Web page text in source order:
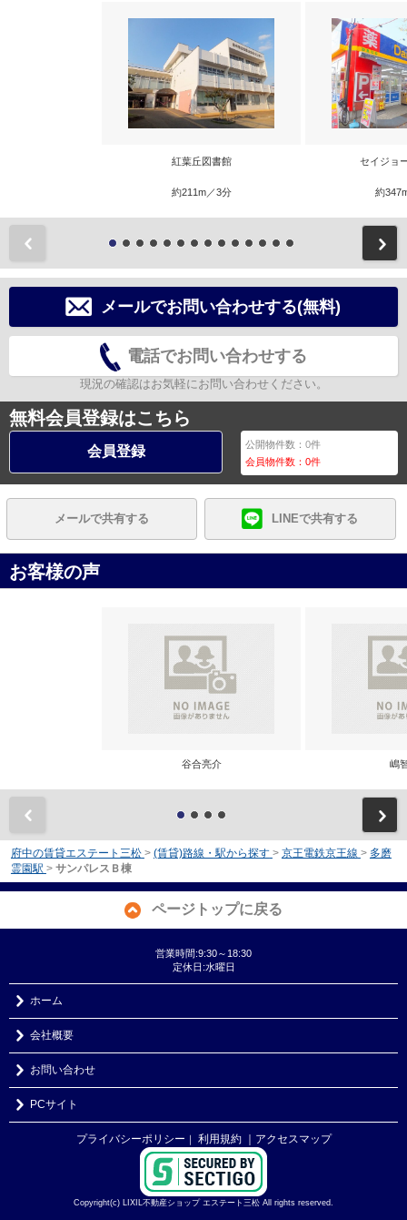
紅葉丘図書館
約211m／3分
セイジョ
約
メールでお問い合わせする(無料)
電話でお問い合わせする
現況の確認はお気軽にお問い合わせください。
無料会員登録はこちら
会員登録 公開物件数：0件
会員物件数：0件
メールで共有する LINEで共有する
お客様の声
谷合亮介 嶋
府中の賃貸エステート三松 > (賃貸)路線・駅から探す > 京王電鉄京王線 > 多磨
霊園駅 > サンパレスＢ棟
ページトップに戻る
営業時間:9:30～18:30
定休日:水曜日
ホーム
会社概要
お問い合わせ
PCサイト
プライバシーポリシー 利用規約 ｜アクセスマップ
Copyright(c) LIXIL不動産ショップ エステート三松 All rights reserved.